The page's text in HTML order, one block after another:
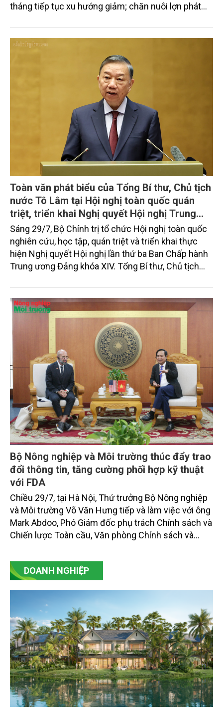
tháng tiếp tục xu hướng giảm; chăn nuôi lợn phát
trưởng khá. Diện tích rừng trồng mới và sản lượng
thủy sản đều tăng nhẹ.
Toàn văn phát biểu của Tổng Bí thư, Chủ tịch
nước Tô Lâm tại Hội nghị toàn quốc quán
triệt, triển khai Nghị quyết Hội nghị Trung
ương 3, khóa XIV
Sáng 29/7, Bộ Chính trị tổ chức Hội nghị toàn quốc
nghiên cứu, học tập, quán triệt và triển khai thực
hiện Nghị quyết Hội nghị lần thứ ba Ban Chấp hành
Trung ương Đảng khóa XIV. Tổng Bí thư, Chủ tịch
trọng. Tạp chí Nông nghiệp và Môi trường trân trọng
giới thiệu toàn văn bài phát biểu của đồng chí Tổng
Bí thư, Chủ tịch nước.
Bộ Nông nghiệp và Môi trường thúc đẩy trao
đổi thông tin, tăng cường phối hợp kỹ thuật
với FDA
Chiều 29/7, tại Hà Nội, Thứ trưởng Bộ Nông nghiệp
và Môi trường Võ Văn Hưng tiếp và làm việc với ông
Mark Abdoo, Phó Giám đốc phụ trách Chính sách và
Chiến lược Toàn cầu, Văn phòng Chính sách và
và Dược phẩm Hoa Kỳ (FDA).
DOANH NGHIỆP